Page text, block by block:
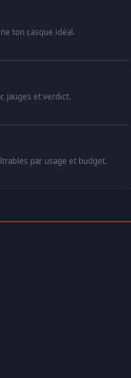
ton casque idéal.
jauges et verdict.
par usage et budget.